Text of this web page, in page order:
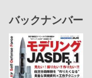
バックナンバー